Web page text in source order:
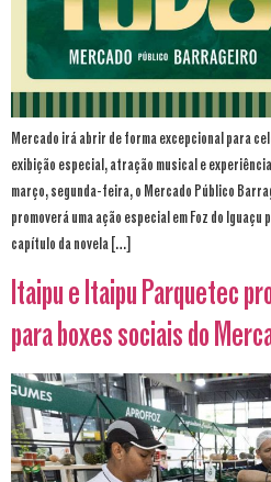
Mercado irá abrir de forma excepcional para
exibição especial, atração musical e
março, segunda-feira, o Mercado Público
promoverá uma ação especial em Foz do
capítulo da novela […]
Itaipu e Itaipu Parquetec
para boxes sociais do